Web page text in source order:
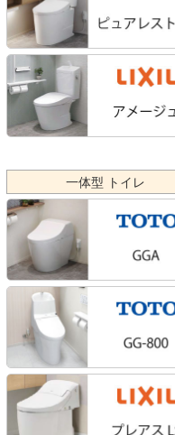
一体型 トイレ